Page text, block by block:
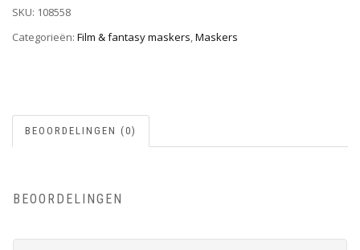
SKU: 108558
Categorieën: Film & fantasy maskers,Maskers
BEOORDELINGEN (0)
BEOORDELINGEN